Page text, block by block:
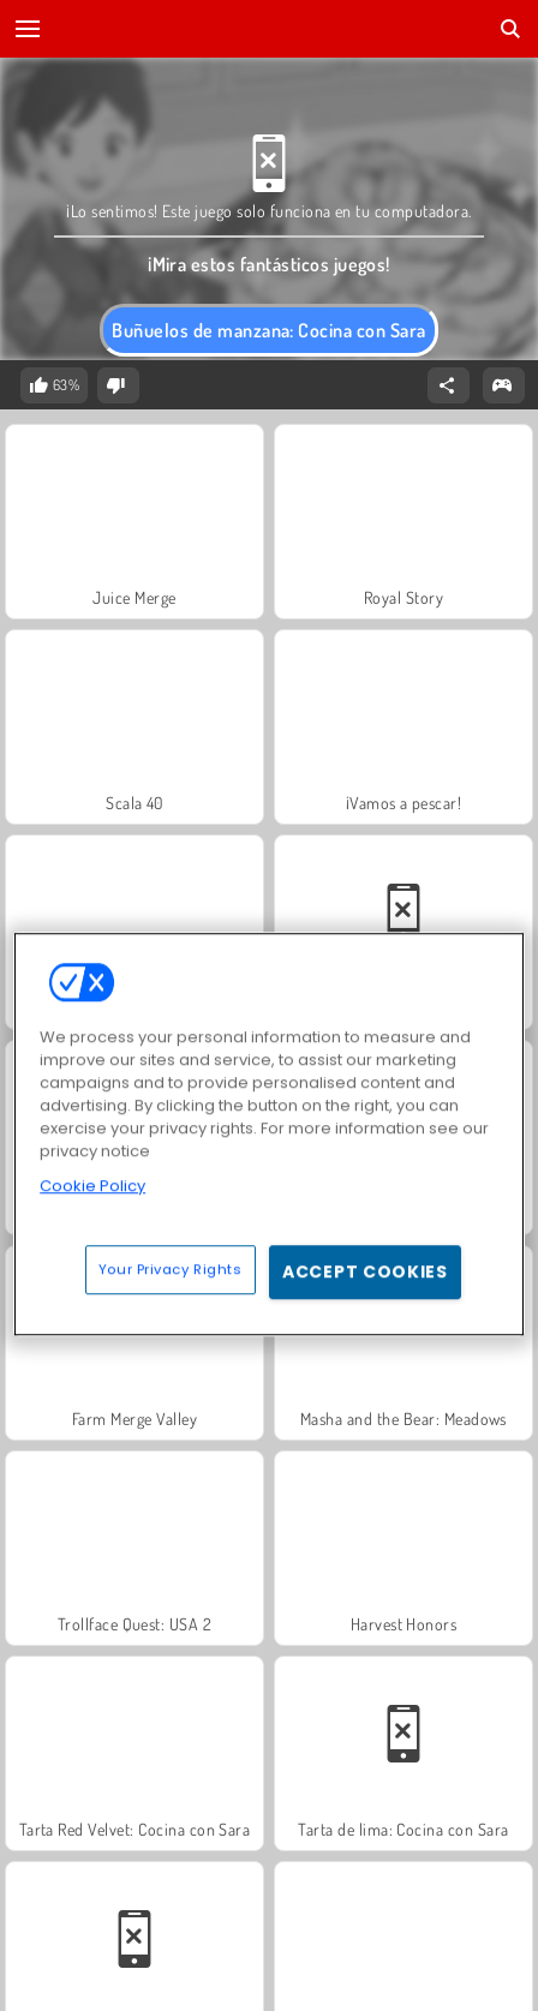
Buñuelos de manzana: Cocina con Sara
¡Lo sentimos! Este juego solo funciona en tu computadora.
¡Mira estos fantásticos juegos!
63%
Juice Merge Royal Story
Scala 40 ¡Vamos a pescar!
Grand Mahjong Connect
Farm Merge Valley Masha and the Bear: Meadows
Trollface Quest: USA 2 Harvest Honors
Tarta Red Velvet: Cocina con Sara Tarta de lima: Cocina con Sara
We process your personal information to measure and
improve our sites and service, to assist our marketing
campaigns and to provide personalised content and
advertising. By clicking the button on the right, you can
exercise your privacy rights. For more information see our
privacy notice
Cookie Policy
Your Privacy Rights ACCEPT COOKIES